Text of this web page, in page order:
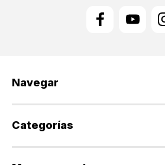
e
r
e
Navegar
Categorías